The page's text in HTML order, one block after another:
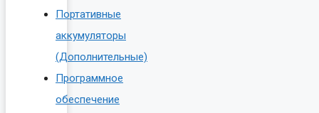
Портативные
аккумуляторы
(Дополнительные)
Программное
обеспечение